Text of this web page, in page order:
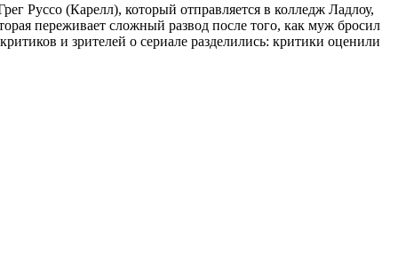
Руссо (Карелл), который отправляется в колледж Ладлоу,
переживает сложный развод после того, как муж бросил
и зрителей о сериале разделились: критики оценили